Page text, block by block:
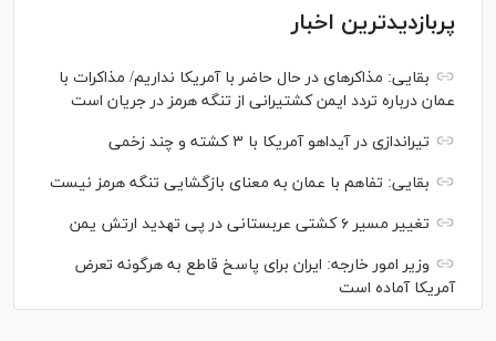
پربازدیدترین اخبار
بقایی: مذاکره‎ای در حال حاضر با آمریکا نداریم/ مذاکرات با
عمان درباره تردد ایمن کشتیرانی از تنگه هرمز در جریان است
تیراندازی در آیداهو آمریکا با ۳ کشته و چند زخمی
بقایی: تفاهم با عمان به معنای بازگشایی تنگه هرمز نیست
تغییر مسیر ۶ کشتی عربستانی در پی تهدید ارتش یمن
وزیر امور خارجه: ایران برای پاسخ قاطع به هرگونه تعرض
آمریکا آماده است